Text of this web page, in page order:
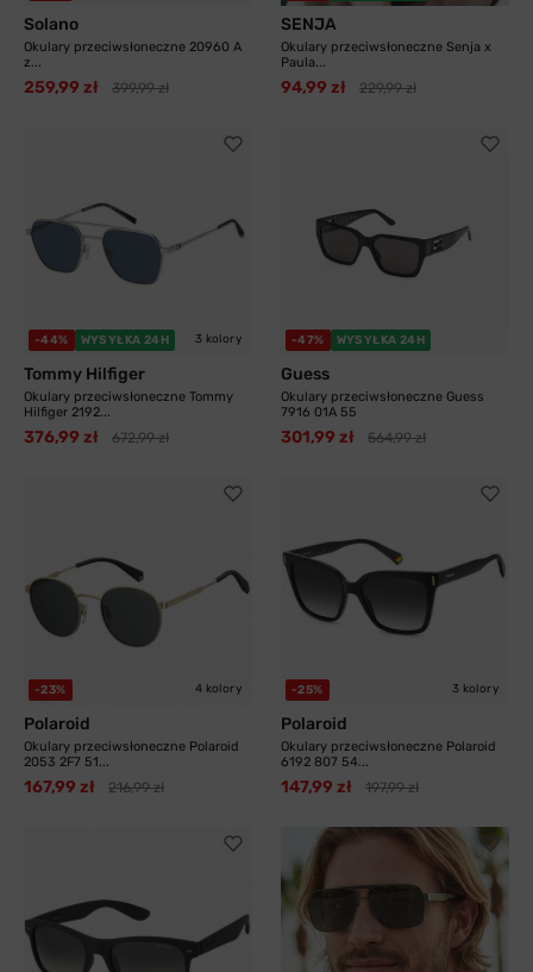
Solano
Okulary przeciwsłoneczne 20960 A
z...
259,99 zł 399,99 zł
SENJA
Okulary przeciwsłoneczne Senja x
Paula...
94,99 zł 229,99 zł
-44% WYSYŁKA 24H 3 kolory
Tommy Hilfiger
Okulary przeciwsłoneczne Tommy
Hilfiger 2192...
376,99 zł 672,99 zł
-47% WYSYŁKA 24H
Guess
Okulary przeciwsłoneczne Guess
7916 01A 55
301,99 zł 564,99 zł
-23% 4 kolory
Polaroid
Okulary przeciwsłoneczne Polaroid
2053 2F7 51...
167,99 zł 216,99 zł
-25% 3 kolory
Polaroid
Okulary przeciwsłoneczne Polaroid
6192 807 54...
147,99 zł 197,99 zł